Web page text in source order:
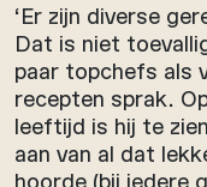
‘Er zijn diverse
Dat is niet
paar topchefs als
recepten sprak.
leeftijd is hij te
aan van al dat
hoorde (bij iedere